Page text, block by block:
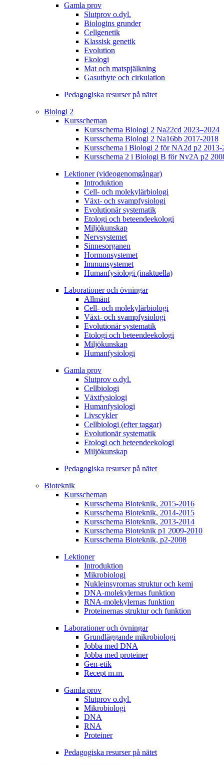
Gamla prov
Slutprov o.dyl.
Biologins grunder
Cellgenetik
Klassisk genetik
Evolution
Ekologi
Mat och matspjälkning
Gasutbyte och cirkulation
Pedagogiska resurser på nätet
Biologi 2
Kursscheman
Kursschema Biologi 2 Na22cd 2023–2024
Kursschema Biologi 2 Na16bb 2017-2018
Kursschema i Biologi 2 för NA2d p2 2013-
Kursschema 2 i Biologi B för Nv2A p2
Lektioner (videogenomgångar)
Introduktion
Cell- och molekylärbiologi
Växt- och svampfysiologi
Evolutionär systematik
Etologi och beteendeekologi
Miljökunskap
Nervsystemet
Sinnesorganen
Hormonsystemet
Immunsystemet
Humanfysiologi (inaktuella)
Laborationer och övningar
Allmänt
Cell- och molekylärbiologi
Växt- och svampfysiologi
Evolutionär systematik
Etologi och beteendeekologi
Miljökunskap
Humanfysiologi
Gamla prov
Slutprov o.dyl.
Cellbiologi
Växtfysiologi
Humanfysiologi
Livscykler
Cellbiologi (efter taggar)
Evolutionär systematik
Etologi och beteendeekologi
Miljökunskap
Pedagogiska resurser på nätet
Bioteknik
Kursscheman
Kursschema Bioteknik, 2015-2016
Kursschema Bioteknik, 2014-2015
Kursschema Bioteknik, 2013-2014
Kursschema Bioteknik p1 2009-2010
Kursschema Bioteknik, p2-2008
Lektioner
Introduktion
Mikrobiologi
Nukleinsyrornas struktur och kemi
DNA-molekylernas funktion
RNA-molekylernas funktion
Proteinernas struktur och funktion
Laborationer och övningar
Grundläggande mikrobiologi
Jobba med DNA
Jobba med proteiner
Gen-etik
Recept m.m.
Gamla prov
Slutprov o.dyl.
Mikrobiologi
DNA
RNA
Proteiner
Pedagogiska resurser på nätet